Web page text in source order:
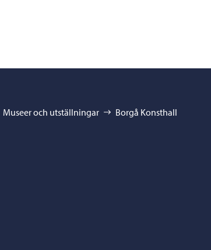
Museer och utställningar Borgå Konsthall